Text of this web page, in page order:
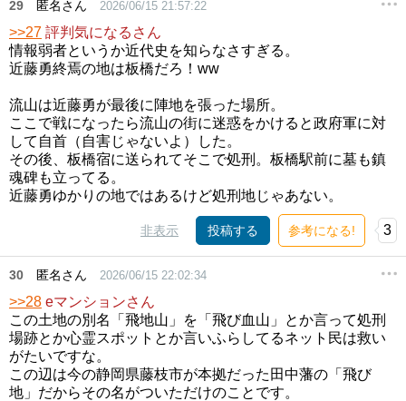
29 匿名さん 2026/06/15 21:57:22
>>27 評判気になるさん
情報弱者というか近代史を知らなさすぎる。
近藤勇終焉の地は板橋だろ！ww
流山は近藤勇が最後に陣地を張った場所。
ここで戦になったら流山の街に迷惑をかけると政府軍に対
して自首（自害じゃないよ）した。
その後、板橋宿に送られてそこで処刑。板橋駅前に墓も鎮
魂碑も立ってる。
近藤勇ゆかりの地ではあるけど処刑地じゃあない。
非表示 投稿する 参考になる! 3
30 匿名さん 2026/06/15 22:02:34
>>28 eマンションさん
この土地の別名「飛地山」を「飛び血山」とか言って処刑
場跡とか心霊スポットとか言いふらしてるネット民は救い
がたいですな。
この辺は今の静岡県藤枝市が本拠だった田中藩の「飛び
地」だからその名がついただけのことです。